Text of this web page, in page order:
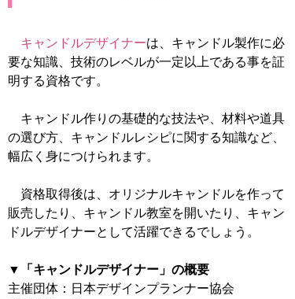
キャンドルデザイナーは、キャンドル製作に必
要な知識、技術のレベルが一定以上である事を証
明する資格です。
キャンドル作りの基礎的な技法や、材料や道具
の選び方、キャンドルレシピに関する知識など、
幅広く身につけられます。
資格取得後は、オリジナルキャンドルを作って
販売したり、キャンドル教室を開いたり、キャン
ドルデザイナーとして活躍できるでしょう。
▼「キャンドルデザイナー」の概要
主催団体：日本デザインプランナー協会